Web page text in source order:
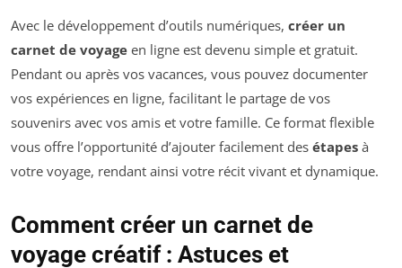
Avec le développement d’outils numériques, créer un
carnet de voyage en ligne est devenu simple et gratuit.
Pendant ou après vos vacances, vous pouvez documenter
vos expériences en ligne, facilitant le partage de vos
souvenirs avec vos amis et votre famille. Ce format flexible
vous offre l’opportunité d’ajouter facilement des étapes à
votre voyage, rendant ainsi votre récit vivant et dynamique.
Comment créer un carnet de
voyage créatif : Astuces et